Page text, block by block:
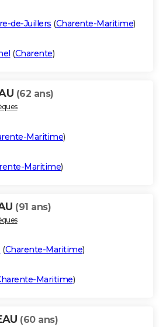
de-Juillers (Charente-Maritime)
(Charente)
(62 ans)
Maritime)
Maritime)
(91 ans)
(Charente-Maritime)
Maritime)
(60 ans)